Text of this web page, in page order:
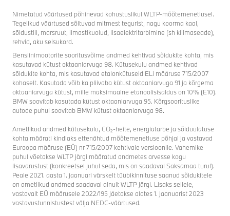
Nimetatud väärtused põhinevad kohustuslikul WLTP-mõõtemenetlusel.
Tegelikud väärtused sõltuvad mitmest tegurist, nagu koorma kaal,
sõidustiil, marsruut, ilmastikuolud, lisaelektritarbimine (sh kliimaseade),
rehvid, aku seisukord.
Bensiinimootorite sooritusvõime andmed kehtivad sõidukite kohta, mis
kasutavad kütust oktaaniarvuga 98. Kütusekulu andmed kehtivad
sõidukite kohta, mis kasutavad etalonkütuseid ELi määruse 715/2007
kohaselt. Kasutada võib ka pliivaba kütust oktaaniarvuga 91 ja kõrgema
oktaaniarvuga kütust, mille maksimaalne etanoolisisaldus on 10% (E10).
BMW soovitab kasutada kütust oktaaniarvuga 95. Kõrgsoorituslike
autode puhul soovitab BMW kütust oktaaniarvuga 98.
Ametlikud andmed kütusekulu, CO₂-heite, energiatarbe ja sõiduulatuse
kohta määrati kindlaks ettenähtud mõõtemenetluse põhjal ja vastavad
Euroopa määruse (EÜ) nr 715/2007 kehtivale versioonile. Vahemike
puhul võetakse WLTP järgi määratud andmetes arvesse kogu
lisavarustust (konkreetsel juhul seda, mis on saadaval Saksamaa turul).
Peale 2021. aasta 1. jaanuari värskelt tüübikinnituse saanud sõidukitele
on ametlikud andmed saadaval ainult WLTP järgi. Lisaks sellele,
vastavalt EÜ määrusele 2022/195 jäetakse alates 1. jaanuarist 2023
vastavustunnistustest välja NEDC-väärtused.